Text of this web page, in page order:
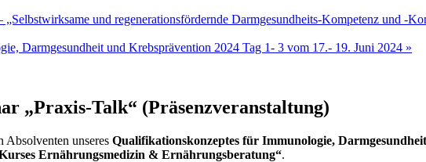
und regenerationsfördernde Darmgesundheits-Kompetenz und -
Darmgesundheit und Krebsprävention 2024 Tag 1- 3 vom 17.- 19. Juni 2024 »
„Praxis-Talk“ (Präsenzveranstaltung)
Absolventen unseres Qualifikationskonzeptes für Immunologie,
Ernährungsmedizin & Ernährungsberatung“.